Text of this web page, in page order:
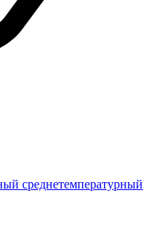
среднетемпературный